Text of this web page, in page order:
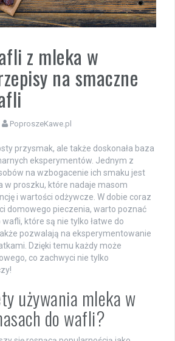
z mleka w
na smaczne
PoproszeKawe.pl
przysmak, ale także doskonała baza
eksperymentów. Jednym z
na wzbogacenie ich smaku jest
w proszku, które nadaje masom
i wartości odżywcze. W dobie coraz
domowego pieczenia, warto poznać
które są nie tylko łatwe do
pozwalają na eksperymentowanie
Dzięki temu każdy może
co zachwyci nie tylko
używania mleka w
do wafli?